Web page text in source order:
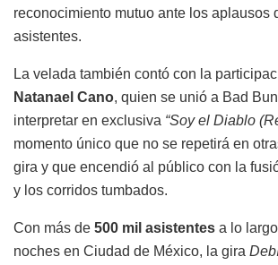
reconocimiento mutuo ante los aplausos
asistentes.
La velada también contó con la
Natanael Cano, quien se unió a Bad
interpretar en exclusiva “Soy el Diablo
momento único que no se repetirá en
gira y que encendió al público con la
y los corridos tumbados.
Con más de 500 mil asistentes a lo
noches en Ciudad de México, la gira